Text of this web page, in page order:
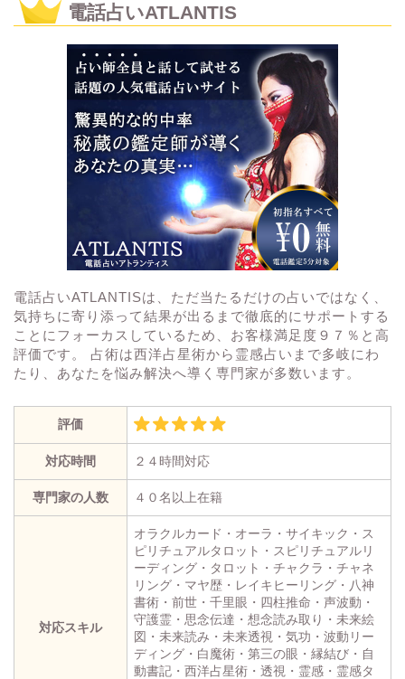
電話占いATLANTIS
電話占いATLANTISは、ただ当たるだけの占いではなく、
気持ちに寄り添って結果が出るまで徹底的にサポートする
ことにフォーカスしているため、お客様満足度９７％と高
評価です。 占術は西洋占星術から霊感占いまで多岐にわ
たり、あなたを悩み解決へ導く専門家が多数います。
評価
対応時間 ２４時間対応
専門家の人数 ４０名以上在籍
対応スキル
オラクルカード・オーラ・サイキック・ス
ピリチュアルタロット・スピリチュアルリ
ーディング・タロット・チャクラ・チャネ
リング・マヤ歴・レイキヒーリング・八神
書術・前世・千里眼・四柱推命・声波動・
守護霊・思念伝達・想念読み取り・未来絵
図・未来読み・未来透視・気功・波動リー
ディング・白魔術・第三の眼・縁結び・自
動書記・西洋占星術・透視・霊感・霊感タ